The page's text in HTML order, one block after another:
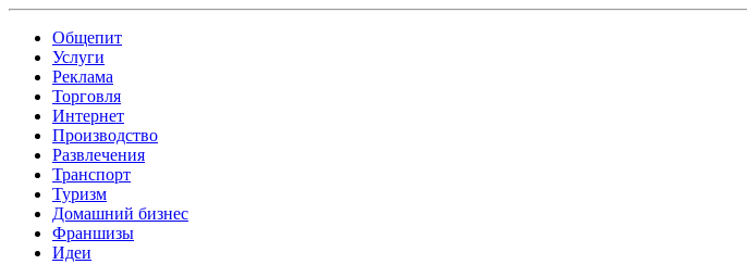
Общепит
Услуги
Реклама
Торговля
Интернет
Производство
Развлечения
Транспорт
Туризм
Домашний бизнес
Франшизы
Идеи